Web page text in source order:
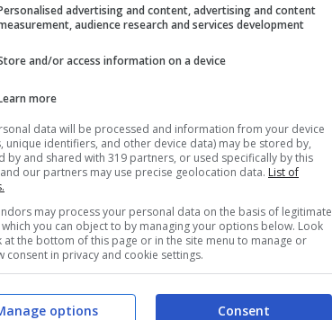
advertising and content, advertising and content
audience research and services development
and/or access information on a device
more
data will be processed and information from your device
unique identifiers, and other device data) may be stored by,
by and shared with 319 partners, or used specifically by this
our partners may use precise geolocation data. List of
may process your personal data on the basis of legitimate
you can object to by managing your options below. Look
at the bottom of this page or in the site menu to manage or
consent in privacy and cookie settings.
Consent
options